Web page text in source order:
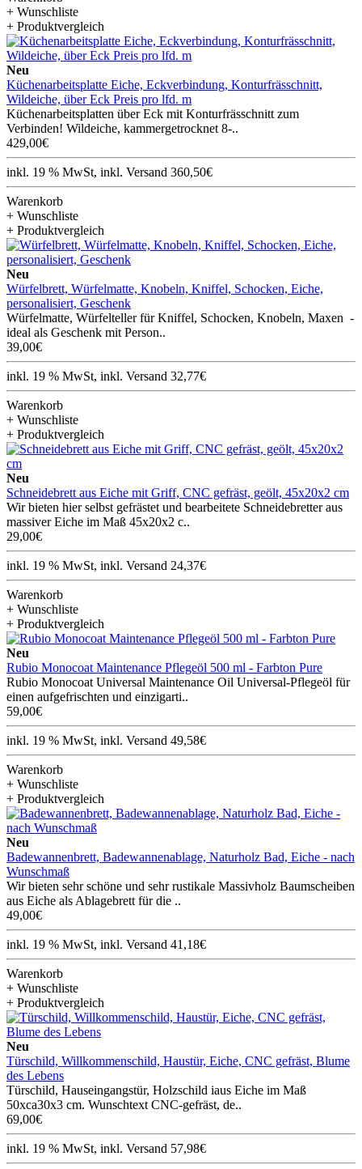
+ Wunschliste
+ Produktvergleich
Neu
Küchenarbeitsplatte Eiche, Eckverbindung, Konturfrässchnitt,
Wildeiche, über Eck Preis pro lfd. m
Küchenarbeitsplatten über Eck mit Konturfrässchnitt zum
Verbinden! Wildeiche, kammergetrocknet 8-..
429,00€
inkl. 19 % MwSt, inkl. Versand 360,50€
Warenkorb
+ Wunschliste
+ Produktvergleich
Neu
Würfelbrett, Würfelmatte, Knobeln, Kniffel, Schocken, Eiche,
personalisiert, Geschenk
Würfelmatte, Würfelteller für Kniffel, Schocken, Knobeln, Maxen -
ideal als Geschenk mit Person..
39,00€
inkl. 19 % MwSt, inkl. Versand 32,77€
Warenkorb
+ Wunschliste
+ Produktvergleich
Neu
Schneidebrett aus Eiche mit Griff, CNC gefräst, geölt, 45x20x2 cm
Wir bieten hier selbst gefrästet und bearbeitete Schneidebretter aus
massiver Eiche im Maß 45x20x2 c..
29,00€
inkl. 19 % MwSt, inkl. Versand 24,37€
Warenkorb
+ Wunschliste
+ Produktvergleich
Neu
Rubio Monocoat Maintenance Pflegeöl 500 ml - Farbton Pure
Rubio Monocoat Universal Maintenance Oil Universal-Pflegeöl für
einen aufgefrischten und einzigarti..
59,00€
inkl. 19 % MwSt, inkl. Versand 49,58€
Warenkorb
+ Wunschliste
+ Produktvergleich
Neu
Badewannenbrett, Badewannenablage, Naturholz Bad, Eiche - nach
Wunschmaß
Wir bieten sehr schöne und sehr rustikale Massivholz Baumscheiben
aus Eiche als Ablagebrett für die ..
49,00€
inkl. 19 % MwSt, inkl. Versand 41,18€
Warenkorb
+ Wunschliste
+ Produktvergleich
Neu
Türschild, Willkommenschild, Haustür, Eiche, CNC gefräst, Blume
des Lebens
Türschild, Hauseingangstür, Holzschild iaus Eiche im Maß
50xca30x3 cm. Wunschtext CNC-gefräst, de..
69,00€
inkl. 19 % MwSt, inkl. Versand 57,98€